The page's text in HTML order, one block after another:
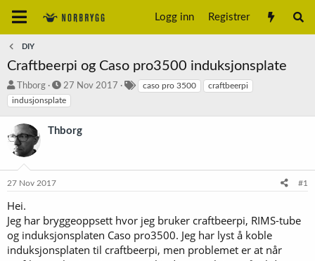
Logg inn Registrer
DIY
Craftbeerpi og Caso pro3500 induksjonsplate
T
r
å
d
s
t
r
r
Thborg
S
t
a
t
t
27 Nov 2017
d
caso pro 3500
craftbeerpi
indusjonsplate
Thborg
27 Nov 2017 #1
Hei.
Jeg har bryggeoppsett hvor jeg bruker craftbeerpi, RIMS-tube
og induksjonsplaten Caso pro3500. Jeg har lyst å koble
induksjonsplaten til craftbeerpi, men problemet er at når